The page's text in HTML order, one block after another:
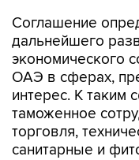
Соглашение
дальнейшего
экономического
ОАЭ в сферах,
интерес. К таким
таможенное
торговля,
санитарные и